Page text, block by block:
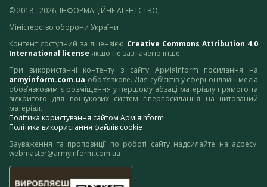
© 2018 - 2026, ІНФОРМАЦІЙНЕ АГЕНТСТВО,
Міністерство оборони України
Контент доступний за ліцензією Creative Commons Attribution 4.0
International license якщо не зазначено інше.
При використанні контенту з сайту АрміяInform посилання на
armyinform.com.ua обов’язкове. Для суб’єктів у сфері онлайн-медіа
обов’язковим є розміщення у першому абзаці матеріалу прямого та
відкритого для пошукових систем гіперпосилання на цитований
матеріал.
Політика користування сайтом АрміяInform
Політика використання файлів cookie
Зауваження та пропозиції по роботі сайту надсилайте на адресу:
webmaster@armyinform.com.ua